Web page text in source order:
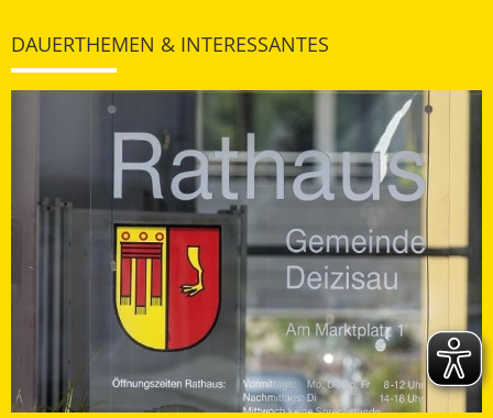
DAUERTHEMEN & INTERESSANTES